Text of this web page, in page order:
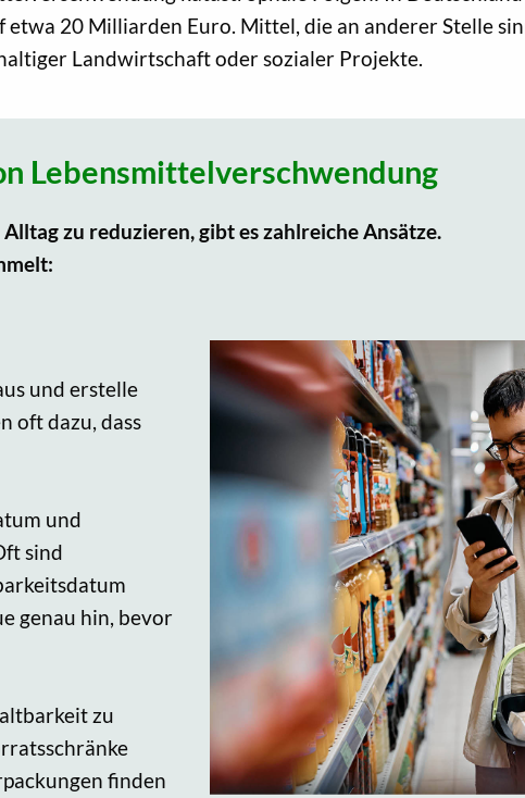
20 Milliarden Euro. Mittel, die an anderer Stelle
Landwirtschaft oder sozialer Projekte.
Lebensmittelverschwendung
zu reduzieren, gibt es zahlreiche Ansätze.
und erstelle
oft dazu, dass
und
sind
genau hin, bevor
zu
finden